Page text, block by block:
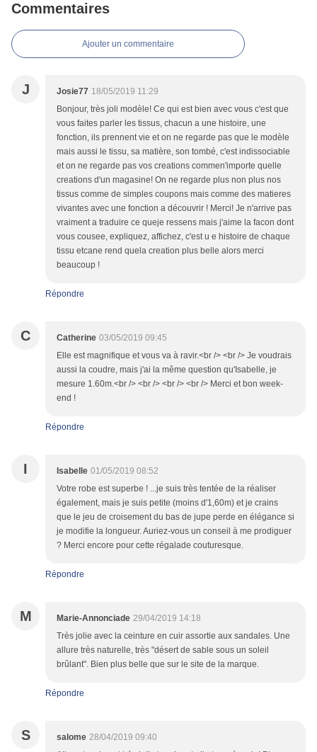
Commentaires
Ajouter un commentaire
J Josie77 18/05/2019 11:29
Bonjour, très joli modèle! Ce qui est bien avec vous c'est que
vous faites parler les tissus, chacun a une histoire, une
fonction, ils prennent vie et on ne regarde pas que le modèle
mais aussi le tissu, sa matière, son tombé, c'est indissociable
et on ne regarde pas vos creations commen'importe quelle
creations d'un magasine! On ne regarde plus non plus nos
tissus comme de simples coupons mais comme des matieres
vivantes avec une fonction a découvrir ! Merci! Je n'arrive pas
vraiment a traduire ce queje ressens mais j'aime la facon dont
vous cousee, expliquez, affichez, c'est u e histoire de chaque
tissu etcane rend quela creation plus belle alors merci
beaucoup !
Répondre
C Catherine 03/05/2019 09:45
Elle est magnifique et vous va à ravir.<br /> <br /> Je voudrais
aussi la coudre, mais j'ai la même question qu'Isabelle, je
mesure 1.60m.<br /> <br /> <br /> <br /> Merci et bon week-
end !
Répondre
I Isabelle 01/05/2019 08:52
Votre robe est superbe ! ...je suis très tentée de la réaliser
également, mais je suis petite (moins d'1,60m) et je crains
que le jeu de croisement du bas de jupe perde en élégance si
je modifie la longueur. Auriez-vous un conseil à me prodiguer
? Merci encore pour cette régalade couturesque.
Répondre
M Marie-Annonciade 29/04/2019 14:18
Très jolie avec la ceinture en cuir assortie aux sandales. Une
allure très naturelle, très "désert de sable sous un soleil
brûlant". Bien plus belle que sur le site de la marque.
Répondre
S salome 28/04/2019 09:40